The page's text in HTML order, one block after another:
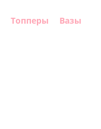
Топперы
Вазы